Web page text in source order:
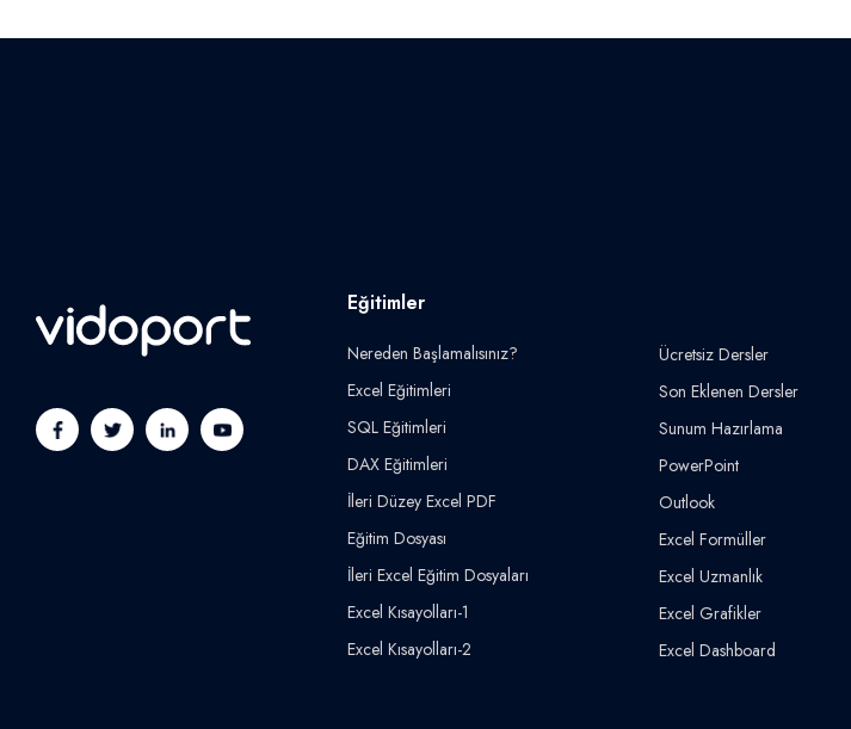
Eğitimler
Nereden Başlamalısınız?
Excel Eğitimleri
SQL Eğitimleri
DAX Eğitimleri
İleri Düzey Excel PDF
Eğitim Dosyası
İleri Excel Eğitim Dosyaları
Excel Kısayolları-1
Excel Kısayolları-2
Ücretsiz Dersler
Son Eklenen Dersler
Sunum Hazırlama
PowerPoint
Outlook
Excel Formüller
Excel Uzmanlık
Excel Grafikler
Excel Dashboard